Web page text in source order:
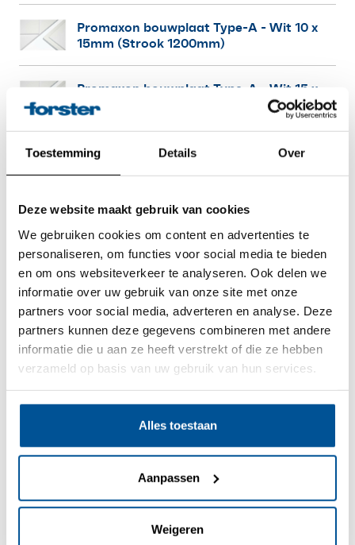
Toestemming Details Over
Deze website maakt gebruik van cookies
We gebruiken cookies om content en advertenties te
personaliseren, om functies voor social media te bieden
en om ons websiteverkeer te analyseren. Ook delen we
informatie over uw gebruik van onze site met onze
partners voor social media, adverteren en analyse. Deze
partners kunnen deze gegevens combineren met andere
informatie die u aan ze heeft verstrekt of die ze hebben
verzameld op basis van uw gebruik van hun services.
Alles toestaan
Aanpassen
Weigeren
Promaxon bouwplaat Type-A - Wit 10 x
15mm (Strook 1200mm)
Promaxon bouwplaat Type-A
- Wit 15 x
8mm
Promaxon bouwplaat Type-A
- Wit 15 x
17mm
Promaxon bouwplaat Type-A
Promaxon bouwplaat Type-A- Wit 15 x
40mm
Promaxon bouwplaat Type-A- Wit 18 x
13mm
Promaxon bouwplaat Type-A- Wit 18 x
17mm
Promaxon bouwplaat Type-A- Wit 18 x